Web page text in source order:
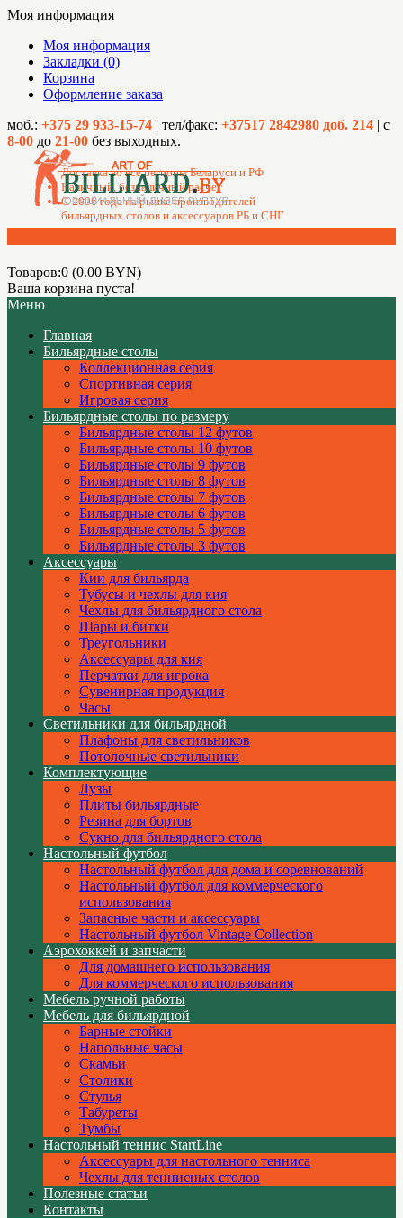
Моя информация
Моя информация
Закладки (0)
Корзина
Оформление заказа
моб.: +375 29 933-15-74 | тел/факс: +37517 2842980 доб. 214 | с
8-00 до 21-00 без выходных.
Доставка во все регионы Беларуси и РФ
Наличный, безналичный расчет
C 2006 года на рынке производителей
бильярдных столов и аксессуаров РБ и СНГ
Товаров:0 (0.00 BYN)
Ваша корзина пуста!
Меню
Главная
Бильярдные столы
Коллекционная серия
Спортивная серия
Игровая серия
Бильярдные столы по размеру
Бильярдные столы 12 футов
Бильярдные столы 10 футов
Бильярдные столы 9 футов
Бильярдные столы 8 футов
Бильярдные столы 7 футов
Бильярдные столы 6 футов
Бильярдные столы 5 футов
Бильярдные столы 3 футов
Аксессуары
Кии для бильярда
Тубусы и чехлы для кия
Чехлы для бильярдного стола
Шары и битки
Треугольники
Аксессуары для кия
Перчатки для игрока
Сувенирная продукция
Часы
Светильники для бильярдной
Плафоны для светильников
Потолочные светильники
Комплектующие
Лузы
Плиты бильярдные
Резина для бортов
Сукно для бильярдного стола
Настольный футбол
Настольный футбол для дома и соревнований
Настольный футбол для коммерческого
использования
Запасные части и аксессуары
Настольный футбол Vintage Collection
Аэрохоккей и запчасти
Для домашнего использования
Для коммерческого использования
Мебель ручной работы
Мебель для бильярдной
Барные стойки
Напольные часы
Скамьи
Столики
Стулья
Табуреты
Тумбы
Настольный теннис StartLine
Аксессуары для настольного тенниса
Чехлы для теннисных столов
Полезные статьи
Контакты